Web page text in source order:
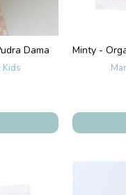
Dama
Kids